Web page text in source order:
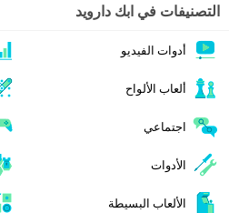
التصنيفات في ابك دارويد
أدوات الفيديو
ألعاب الألواح
اجتماعي
الأدوات
الألعاب البسيطة